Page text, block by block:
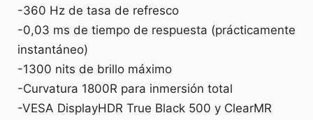
-360 Hz de tasa de refresco
-0,03 ms de tiempo de respuesta (prácticamente
instantáneo)
-1300 nits de brillo máximo
-Curvatura 1800R para inmersión total
-VESA DisplayHDR True Black 500 y ClearMR